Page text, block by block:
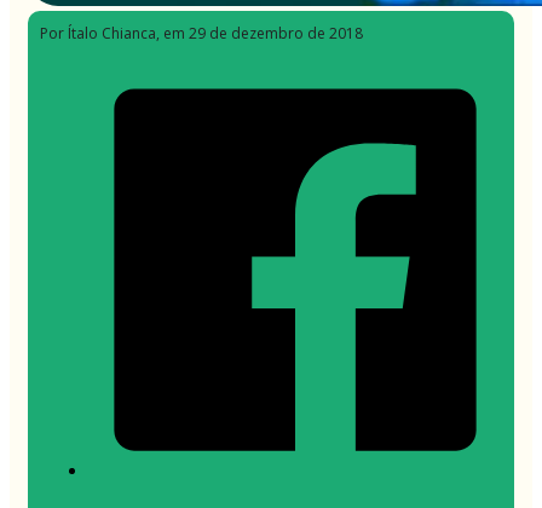
Por Ítalo Chianca, em 29 de dezembro de 2018